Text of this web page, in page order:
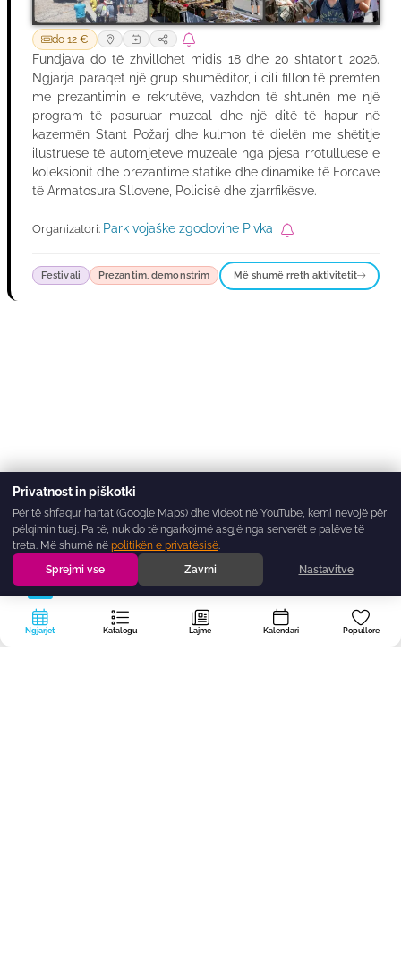
Ngjarjet Katalogu Lajme Kalendari Popullore
do 12 €
Fundjava do të zhvillohet midis 18 dhe 20 shtatorit 2026.
Ngjarja paraqet një grup shumëditor, i cili fillon të premten
me prezantimin e rekrutëve, vazhdon të shtunën me një
program të pasuruar muzeal dhe një ditë të hapur në
kazermën Stant Požarj dhe kulmon të dielën me shëtitje
ilustruese të automjeteve muzeale nga pjesa rrotulluese e
koleksionit dhe prezantime statike dhe dinamike të Forcave
të Armatosura Sllovene, Policisë dhe zjarrfikësve.
Organizatori: Park vojaške zgodovine Pivka
Festivali Prezantim, demonstrim Më shumë rreth aktivitetit
Privatnost in piškotki
Për të shfaqur hartat (Google Maps) dhe videot në YouTube, kemi nevojë për
pëlqimin tuaj. Pa të, nuk do të ngarkojmë asgjë nga serverët e palëve të
treta. Më shumë në politikën e privatësisë.
Sprejmi vse
Zavrni Nastavitve